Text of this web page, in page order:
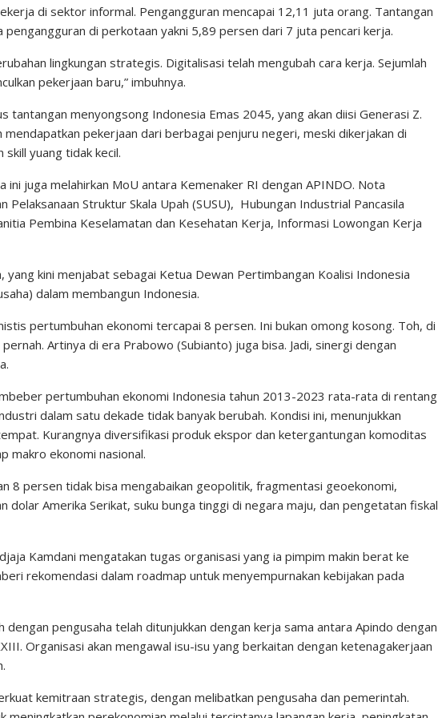
di sektor informal. Pengangguran mencapai 12,11 juta orang. Tantangan
pengangguran di perkotaan yakni 5,89 persen dari 7 juta pencari kerja.
lingkungan strategis. Digitalisasi telah mengubah cara kerja. Sejumlah
pekerjaan baru,” imbuhnya.
tantangan menyongsong Indonesia Emas 2045, yang akan diisi Generasi Z.
pekerjaan dari berbagai penjuru negeri, meski dikerjakan di
yuang tidak kecil.
ini juga melahirkan MoU antara Kemenaker RI dengan APINDO. Nota
Struktur Skala Upah (SUSU), Hubungan Industrial Pancasila
Pembina Keselamatan dan Kesehatan Kerja, Informasi Lowongan Kerja
yang kini menjabat sebagai Ketua Dewan Pertimbangan Koalisi Indonesia
dalam membangun Indonesia.
pertumbuhan ekonomi tercapai 8 persen. Ini bukan omong kosong. Toh, di
Artinya di era Prabowo (Subianto) juga bisa. Jadi, sinergi dengan
pertumbuhan ekonomi Indonesia tahun 2013-2023 rata-rata di rentang
dalam satu dekade tidak banyak berubah. Kondisi ini, menunjukkan
Kurangnya diversifikasi produk ekspor dan ketergantungan komoditas
makro ekonomi nasional.
8 persen tidak bisa mengabaikan geopolitik, fragmentasi geoekonomi,
dolar Amerika Serikat, suku bunga tinggi di negara maju, dan pengetatan fiskal
Kamdani mengatakan tugas organisasi yang ia pimpim makin berat ke
rekomendasi dalam roadmap untuk menyempurnakan kebijakan pada
pengusaha telah ditunjukkan dengan kerja sama antara Apindo dengan
Organisasi akan mengawal isu-isu yang berkaitan dengan ketenagakerjaan
kemitraan strategis, dengan melibatkan pengusaha dan pemerintah.